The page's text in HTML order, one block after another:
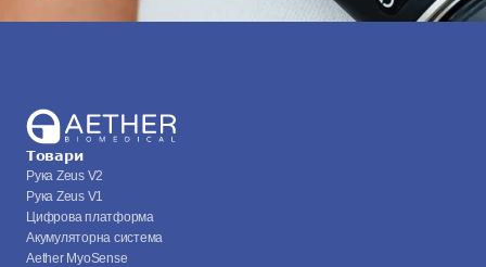
Товари
Рука Zeus V2
Рука Zeus V1
Цифрова платформа
Акумуляторна система
Aether MyoSense